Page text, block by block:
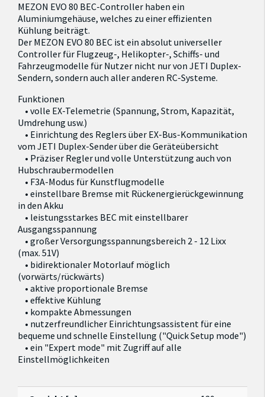
MEZON EVO 80 BEC-Controller haben ein
Aluminiumgehäuse, welches zu einer effizienten
Kühlung beiträgt.
Der MEZON EVO 80 BEC ist ein absolut universeller
Controller für Flugzeug-, Helikopter-, Schiffs- und
Fahrzeugmodelle für Nutzer nicht nur von JETI Duplex-
Sendern, sondern auch aller anderen RC-Systeme.
Funktionen
• volle EX-Telemetrie (Spannung, Strom, Kapazität,
Umdrehung usw.)
• Einrichtung des Reglers über EX-Bus-Kommunikation
vom JETI Duplex-Sender über die Geräteübersicht
• Präziser Regler und volle Unterstützung auch von
Hubschraubermodellen
• F3A-Modus für Kunstflugmodelle
• einstellbare Bremse mit Rückenergierückgewinnung
in den Akku
• leistungsstarkes BEC mit einstellbarer
Ausgangsspannung
• großer Versorgungsspannungsbereich 2 - 12 Lixx
(max. 51V)
• bidirektionaler Motorlauf möglich
(vorwärts/rückwärts)
• aktive proportionale Bremse
• effektive Kühlung
• kompakte Abmessungen
• nutzerfreundlicher Einrichtungsassistent für eine
bequeme und schnelle Einstellung ("Quick Setup mode")
• ein "Expert mode" mit Zugriff auf alle
Einstellmöglichkeiten